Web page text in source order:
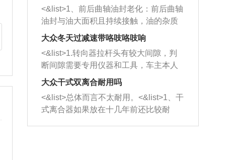
西取出来。但如果是因为积碳过多引起
的堵塞，就需要将三元催化器泡在草酸
洗剂对堵塞的情况得到解决，将清洗剂
放在燃油箱中，与燃油混合后，车辆启
动时，就可以和汽油一起进入到燃烧
室，最后形成废气排出，就可以让三元
催化器得到清洗，排气管堵塞的情况就
能够得到解决。
一圈半的练习，往右同样也要打相同的
圈数。 <&list>3、最后强调要反复练
习，这样就可以形成肌肉记忆，在真实
驾驶车辆时，不需要记忆也能打好方
向。
<&list>1、前后曲轴油封老化：前后曲轴
油封与油大面积且持续接触，油的杂质
和发动机内持续温度变化使其密封效果
逐渐减弱，导致渗油或漏油。<&list>2、
活塞间隙过大：积碳会使活塞环与缸体
的间隙扩大，导致机油流入燃烧室中，
造成烧机油。<&list>3、机油粘度。使用
机油粘度过小的话，同样会有烧机油现
象，机油粘度过小具有很好的流动性，
大众冬天过减速带咯吱咯吱响
<&list>1.转向器拉杆头有较大间隙，判
断间隙需要专用仪器和工具，车主本人
无法制作，需要将车辆送到修理厂或4s
店；<&list>2.车辆半轴套管防尘罩破
裂，破裂后会出现漏油现象，使半轴磨
损严重，磨损的半轴容易损坏，产生异
响；<&list>3.稳定器的转向胶套和球头
大众干式双离合耐用吗
<&list>总体而言不太耐用。<&list>1、干
式离合器如果放在十几年前还比较耐